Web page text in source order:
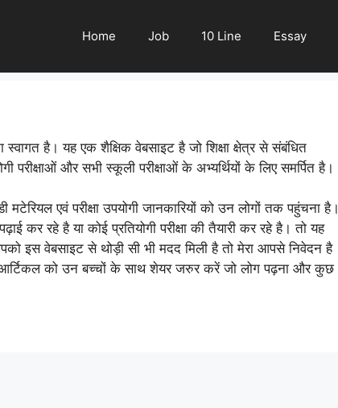
Home Job 10 Line Essay
है। यह एक शैक्षिक वेबसाइट है जो शिक्षा क्षेत्र से संबंधित
परीक्षाओं और सभी स्कूली परीक्षाओं के अभ्यर्थियों के लिए समर्पित है।
एवं परीक्षा उपयोगी जानकारियों को उन लोगों तक पहुंचना है।
रहे है या कोई प्रतियोगी परीक्षा की तैयारी कर रहे है। तो यह
इस वेबसाइट से थोड़ी सी भी मदद मिली है तो मेरा आपसे निवेदन है
को उन बच्चों के साथ शेयर जरुर करें जो लोग पढ़ना और कुछ